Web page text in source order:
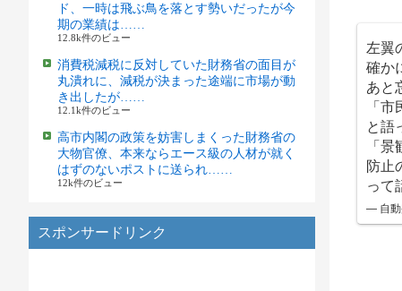
ド、一時は飛ぶ鳥を落とす勢いだったが今
期の業績は……
12.8k件のビュー
消費税減税に反対していた財務省の面目が
丸潰れに、減税が決まった途端に市場が動
き出したが……
12.1k件のビュー
高市内閣の政策を妨害しまくった財務省の
大物官僚、本来ならエース級の人材が就く
はずのないポストに送られ……
12k件のビュー
スポンサードリンク
左翼
確か
あと
「
と語
「
防止
って
— 自動